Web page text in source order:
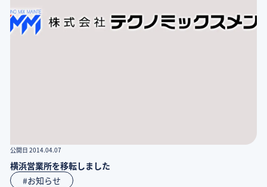
公開日 2014.04.07
横浜営業所を移転しました
#お知らせ